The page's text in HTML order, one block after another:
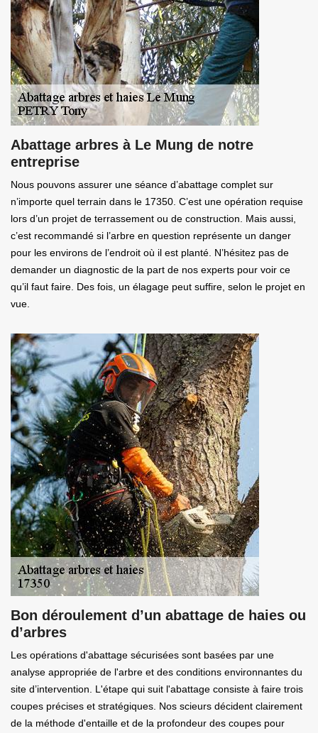
Abattage arbres à Le Mung de notre
entreprise
Nous pouvons assurer une séance d’abattage complet sur
n’importe quel terrain dans le 17350. C’est une opération requise
lors d’un projet de terrassement ou de construction. Mais aussi,
c’est recommandé si l’arbre en question représente un danger
pour les environs de l’endroit où il est planté. N’hésitez pas de
demander un diagnostic de la part de nos experts pour voir ce
qu’il faut faire. Des fois, un élagage peut suffire, selon le projet en
vue.
Bon déroulement d’un abattage de haies ou
d’arbres
Les opérations d'abattage sécurisées sont basées par une
analyse appropriée de l'arbre et des conditions environnantes du
site d’intervention. L'étape qui suit l'abattage consiste à faire trois
coupes précises et stratégiques. Nos scieurs décident clairement
de la méthode d'entaille et de la profondeur des coupes pour